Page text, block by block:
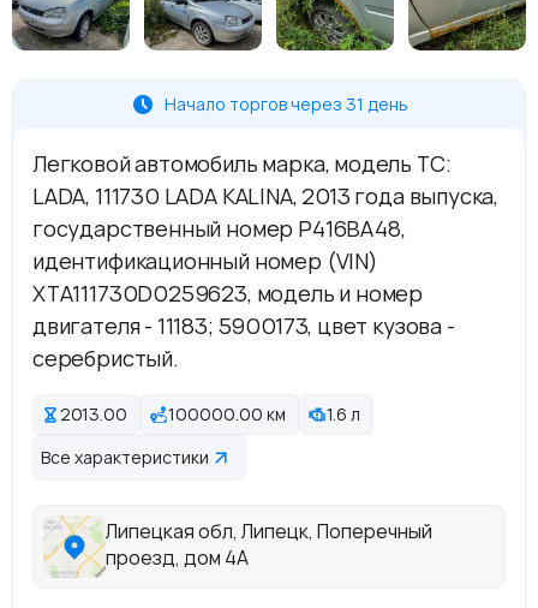
Начало торгов через 31 день
Легковой автомобиль марка, модель ТС:
LADA, 111730 LADA KALINA, 2013 года выпуска,
государственный номер Р416ВА48,
идентификационный номер (VIN)
XTA111730D0259623, модель и номер
двигателя - 11183; 5900173, цвет кузова -
серебристый.
2013.00 100000.00 км
1.6 л
Все характеристики
Липецкая обл, Липецк, Поперечный
проезд, дом 4А